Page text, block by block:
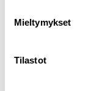
Mieltymykset
Tilastot
toimivat jälleen
aukioloaikojen
ei toimi tällä